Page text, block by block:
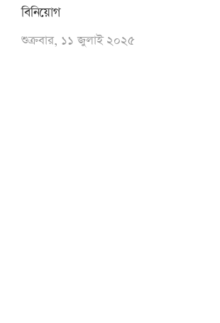
বিনিয়োগ
শুক্রবার, ১১ জুলাই ২০২৫